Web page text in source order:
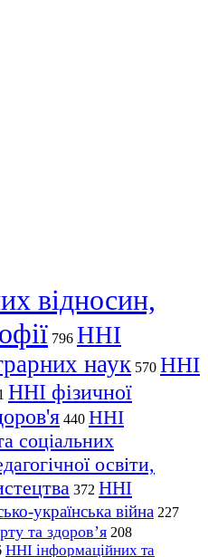
відносин,
796 ННІ
наук 570 ННІ
ННІ фізичної
440 ННІ
соціальних
освіти,
372 ННІ
українська війна 227
та здоров’я 208
ННІ інформаційних та